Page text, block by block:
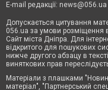
E-mail редакції: news@056.ua
Допускається цитування
056.ua за умови розміщення
Сайт міста Дніпра. Для
відкритого для пошукових
нижче другого абзацу в
виняткових прав
Матеріали з плашками
матеріал", "Партнерський